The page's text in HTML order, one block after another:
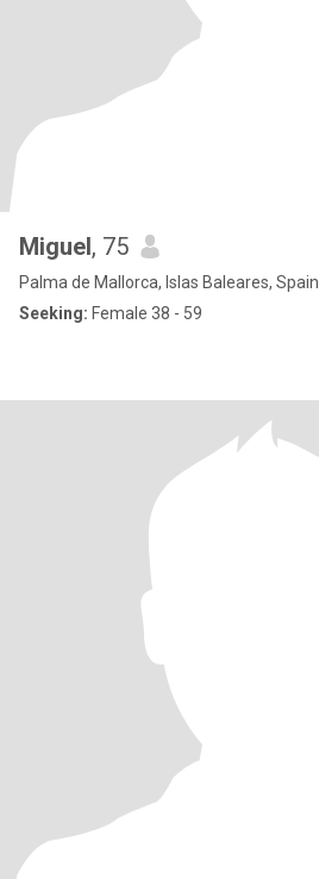
Miguel, 75
Palma de Mallorca, Islas Baleares, Spain
Seeking: Female 38 - 59